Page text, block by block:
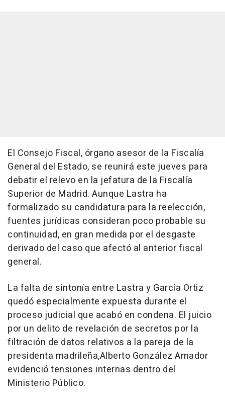
El Consejo Fiscal, órgano asesor de la Fiscalía
General del Estado, se reunirá este jueves para
debatir el relevo en la jefatura de la Fiscalía
Superior de Madrid. Aunque Lastra ha
formalizado su candidatura para la reelección,
fuentes jurídicas consideran poco probable su
continuidad, en gran medida por el desgaste
derivado del caso que afectó al anterior fiscal
general.
La falta de sintonía entre Lastra y García Ortiz
quedó especialmente expuesta durante el
proceso judicial que acabó en condena. El juicio
por un delito de revelación de secretos por la
filtración de datos relativos a la pareja de la
presidenta madrileña,Alberto González Amador
evidenció tensiones internas dentro del
Ministerio Público.